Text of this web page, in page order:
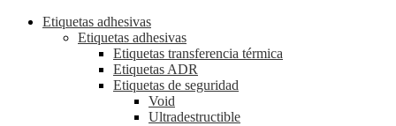
Etiquetas adhesivas
Etiquetas adhesivas
Etiquetas transferencia térmica
Etiquetas ADR
Etiquetas de seguridad
Void
Ultradestructible